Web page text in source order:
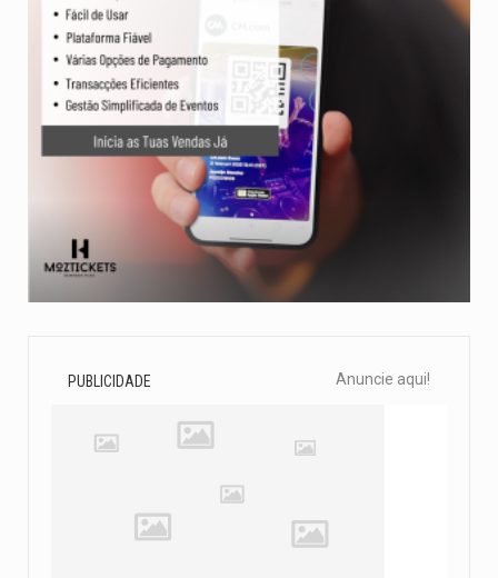
PUBLICIDADE Anuncie aqui!